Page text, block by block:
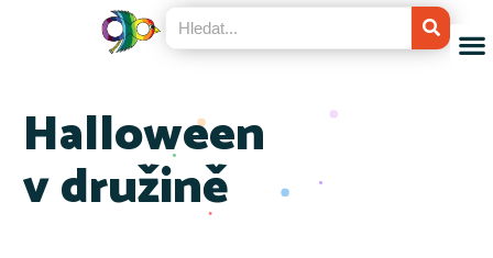
Halloween
v družině